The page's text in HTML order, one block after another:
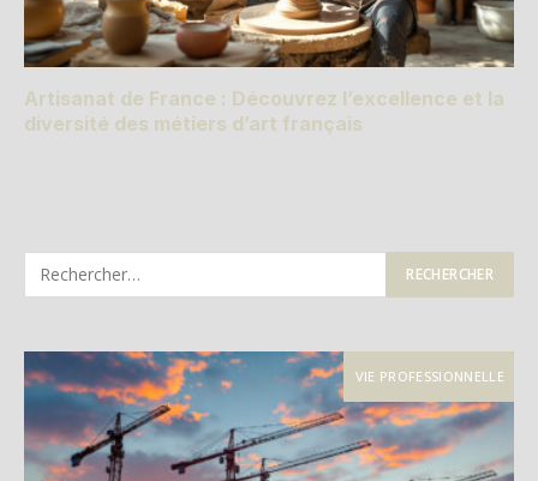
Artisanat de France : Découvrez l’excellence et la
diversité des métiers d’art français
VIE PROFESSIONNELLE